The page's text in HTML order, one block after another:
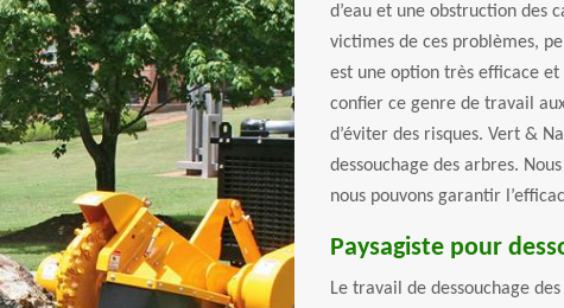
d’eau et une obstruction des
victimes de ces problèmes,
est une option très efficace
confier ce genre de travail
d’éviter des risques. Vert &
dessouchage des arbres.
nous pouvons garantir
Paysagiste pour
Le travail de dessouchage